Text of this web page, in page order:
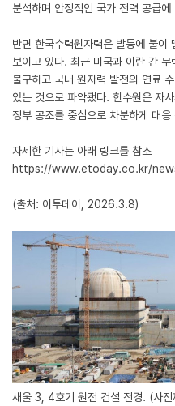
분석하며 안정적인 국가 전력 공급
반면 한국수력원자력은 발등에 불이
보이고 있다. 최근 미국과 이란 간
불구하고 국내 원자력 발전의 연료
있는 것으로 파악됐다. 한수원은 자
정부 공조를 중심으로 차분하게 대응
자세한 기사는 아래 링크를 참조
https://www.etoday.co.kr/
(출처: 이투데이, 2026.3.8)
새울 3, 4호기 원전 건설 전경. (사진